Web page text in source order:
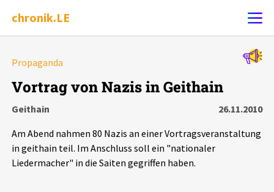
chronik.LE
Chronik
Dossiers
Propaganda
Vortrag von Nazis in Geithain
Geithain
26.11.2010
Am Abend nahmen 80 Nazis an einer Vortragsveranstaltung
in geithain teil. Im Anschluss soll ein "nationaler
Liedermacher" in die Saiten gegriffen haben.
Alle Ereignisse
Ereignisse
Exportieren ? Filter Erklärungen